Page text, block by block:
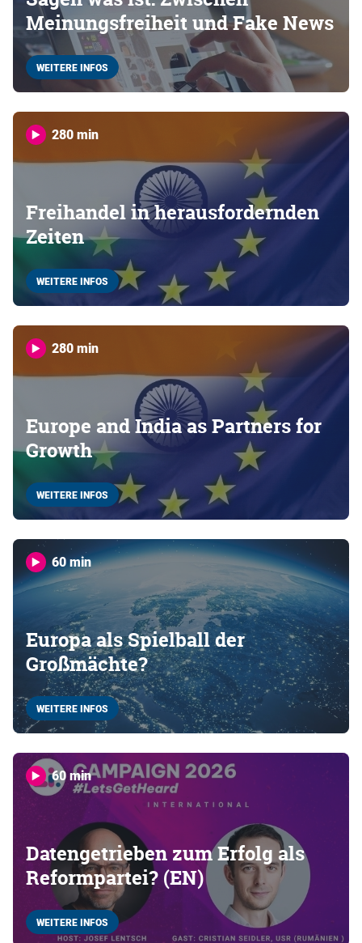
Meinungsfreiheit und Fake News
WEITERE INFOS
280 min
Freihandel in herausfordernden
Zeiten
WEITERE INFOS
280 min
Europe and India as Partners for
Growth
WEITERE INFOS
60 min
Europa als Spielball der
Großmächte?
WEITERE INFOS
60 min
Datengetrieben zum Erfolg als
Reformpartei? (EN)
WEITERE INFOS